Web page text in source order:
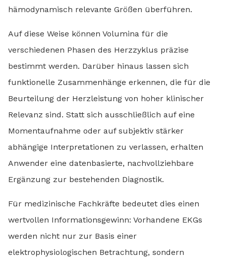
hämodynamisch relevante Größen überführen.
Auf diese Weise können Volumina für die
verschiedenen Phasen des Herzzyklus präzise
bestimmt werden. Darüber hinaus lassen sich
funktionelle Zusammenhänge erkennen, die für die
Beurteilung der Herzleistung von hoher klinischer
Relevanz sind. Statt sich ausschließlich auf eine
Momentaufnahme oder auf subjektiv stärker
abhängige Interpretationen zu verlassen, erhalten
Anwender eine datenbasierte, nachvollziehbare
Ergänzung zur bestehenden Diagnostik.
Für medizinische Fachkräfte bedeutet dies einen
wertvollen Informationsgewinn: Vorhandene EKGs
werden nicht nur zur Basis einer
elektrophysiologischen Betrachtung, sondern